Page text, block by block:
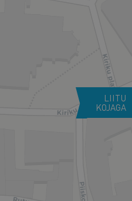
LIITU
KOJAGA